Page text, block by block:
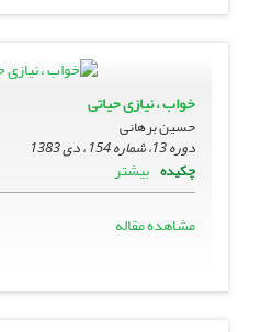
خواب ، نیازى حیاتى
حسین برهانی
دوره 13، شماره 154 ، دی 1383
چکیده بیشتر
مشاهده مقاله